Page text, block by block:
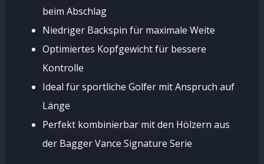
beim Abschlag
Niedriger Backspin für maximale Weite
Optimiertes Kopfgewicht für bessere
Kontrolle
Ideal für sportliche Golfer mit Anspruch auf
Länge
Perfekt kombinierbar mit den Hölzern aus
der Bagger Vance Signature Serie